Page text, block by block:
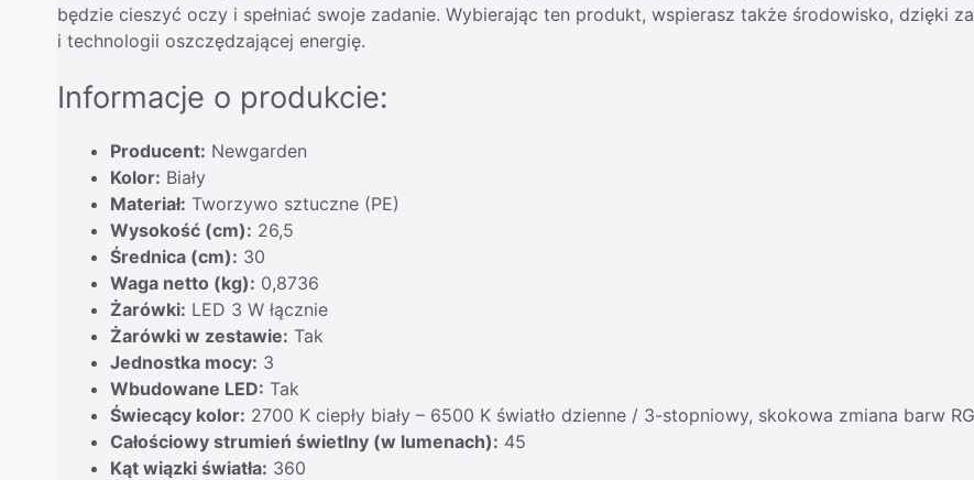
będzie cieszyć oczy i spełniać swoje zadanie. Wybierając ten produkt, wspierasz także środowisko, dzięki
i technologii oszczędzającej energię.
Informacje o produkcie:
Producent: Newgarden
Kolor: Biały
Materiał: Tworzywo sztuczne (PE)
Wysokość (cm): 26,5
Średnica (cm): 30
Waga netto (kg): 0,8736
Żarówki: LED 3 W łącznie
Żarówki w zestawie: Tak
Jednostka mocy: 3
Wbudowane LED: Tak
Świecący kolor: 2700 K ciepły biały – 6500 K światło dzienne / 3-stopniowy, skokowa zmiana barw
Całościowy strumień świetlny (w lumenach): 45
Kąt wiązki światła: 360